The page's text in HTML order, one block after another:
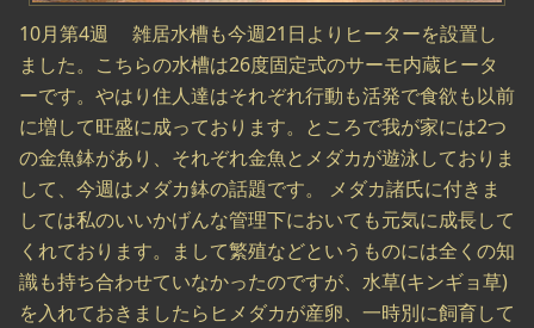
10月第4週 雑居水槽も今週21日よりヒーターを設置し
ました。こちらの水槽は26度固定式のサーモ内蔵ヒータ
ーです。やはり住人達はそれぞれ行動も活発で食欲も以前
に増して旺盛に成っております。ところで我が家には2つ
の金魚鉢があり、それぞれ金魚とメダカが遊泳しておりま
して、今週はメダカ鉢の話題です。 メダカ諸氏に付きま
しては私のいいかげんな管理下においても元気に成長して
くれております。まして繁殖などというものには全くの知
識も持ち合わせていなかったのですが、水草(キンギョ草)
を入れておきましたらヒメダカが産卵、一時別に飼育して